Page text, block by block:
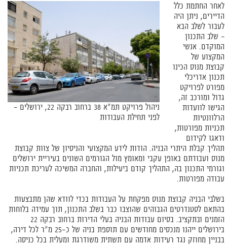
ניהול פרויקט תמ"א 38 ברחוב רבקה 22, ירושלים –
לפני תחילת העבודות
לאחר החתמת כלל
הדיירים, ניתן היה
לעבור לשלב הבא
– שלב התכנון
המוקדם. אנשי
המקצוע של
קבוצת מנוס הכינו
תכנון אדריכלי
מפורט לפרויקט
גדול ומורכב זה,
הגישו לוועדות
הרלוונטיות
תכניות מפורטות,
ודאגו לקידום
תהליך קבלת היתרי הבניה. הודות לידע המקצועי והניסיון של צוות קבוצת
מנוס ועבודתם באופן עקבי ומאומץ מול הגורמים השונים בעיריית ירושלים
וגורמי התכנון בה, התהליך קודם ביעילות, והחברה המשיכה לעריכת תכניות
עבודה מפורטות.
בשלבי הבניה קבוצת מנוס מפקחת על העבודות בכדי לוודא שהן מתבצעות
בהתאם לסטנדרטים הגבוהים שהוצבו כבר בשלב התכנון, תוך עמידה בלוחות
הזמנים ובתקציב. בסיום עבודות הבניה בעלי הדירות ברחוב רבקה 22
בירושלים ייהנו מנכסים מחודשים עם תוספת בניה של כ-25 מ"ר לכל דירה,
בבניין מחוזק נגד רעידות אדמה עם תשתית משודרגת ומעלית בכל כניסה.